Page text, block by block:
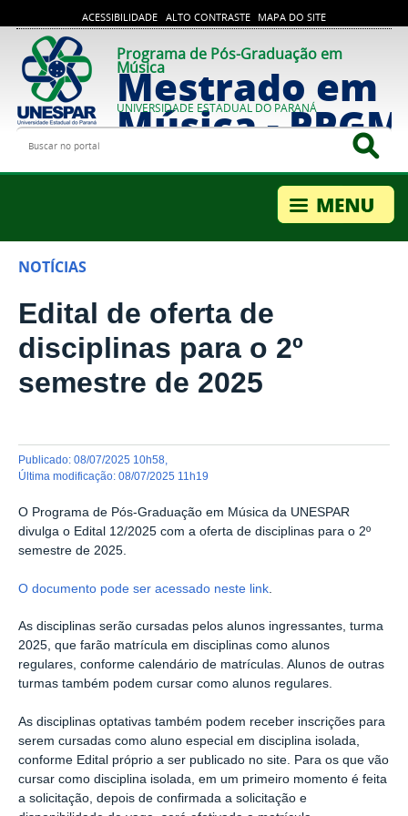
ACESSIBILIDADE ALTO CONTRASTE MAPA DO SITE
Programa de Pós-Graduação em
Música
Mestrado em
Música -
UNIVERSIDADE ESTADUAL DO PARANÁ
Buscar no portal
NOTÍCIAS
Edital de oferta de
disciplinas para o 2º
semestre de 2025
publicado: 08/07/2025 10h58
última modificação: 08/07/2025 11h19
O Programa de Pós-Graduação em Música da UNESPAR
divulga o Edital 12/2025 com a oferta de disciplinas para o 2º
semestre de 2025.
O documento pode ser acessado neste link
As disciplinas serão cursadas pelos alunos ingressantes, turma
2025, que farão matrícula em disciplinas como alunos
regulares, conforme calendário de matrículas. Alunos de outras
turmas também podem cursar como alunos regulares.
As disciplinas optativas também podem receber inscrições para
serem cursadas como aluno especial em disciplina isolada,
conforme Edital próprio a ser publicado no site. Para os que vão
cursar como disciplina isolada, em um primeiro momento é feita
a solicitação, depois de confirmada a solicitação e